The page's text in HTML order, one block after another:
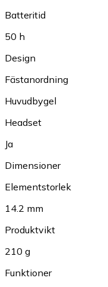
Batteritid
50 h
Design
Fästanordning
Huvudbygel
Headset
Ja
Dimensioner
Elementstorlek
14.2 mm
Produktvikt
210 g
Funktioner